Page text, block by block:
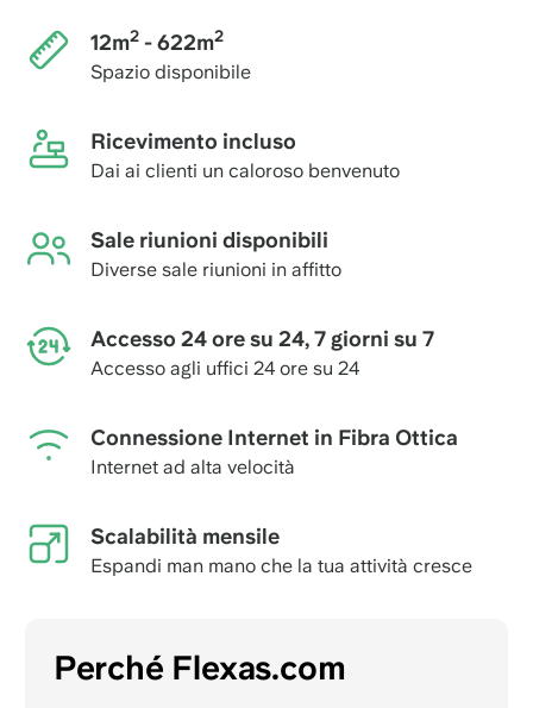
12m2- 622m2
Spazio disponibile
Ricevimento incluso
Dai ai clienti un caloroso benvenuto
Sale riunioni disponibili
Diverse sale riunioni in affitto
Accesso 24 ore su 24, 7 giorni su 7
Accesso agli uffici 24 ore su 24
Connessione Internet in Fibra Ottica
Internet ad alta velocità
Scalabilità mensile
Espandi man mano che la tua attività cresce
Perché Flexas.com